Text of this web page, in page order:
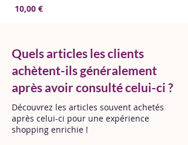
Prix
10,00 €
Quels articles les clients
achètent-ils généralement
après avoir consulté celui-ci ?
Découvrez les articles souvent achetés
après celui-ci pour une expérience
shopping enrichie !